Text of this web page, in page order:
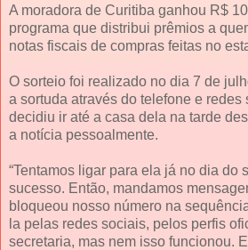
A moradora de Curitiba ganhou R$
programa que distribui prêmios a
notas fiscais de compras feitas no
O sorteio foi realizado no dia 7 de
a sortuda através do telefone e redes
decidiu ir até a casa dela na tarde
a notícia pessoalmente.
“Tentamos ligar para ela já no dia do
sucesso. Então, mandamos
bloqueou nosso número na
la pelas redes sociais, pelos perfis
secretaria, mas nem isso funcionou.